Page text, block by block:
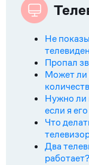
Не
Пропал
Может ли
Нужно ли
если я
Что
Два
работает?